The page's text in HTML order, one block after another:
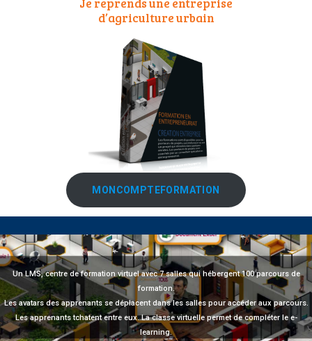
d’agriculture urbain
MONCOMPTEFORMATION
Un LMS, centre de formation virtuel avec 7 salles qui hébergent 100 parcours de
formation.
Les avatars des apprenants se déplacent dans les salles pour accéder aux parcours.
Les apprenants tchatent entre eux. La classe virtuelle permet de compléter le e-
learning.